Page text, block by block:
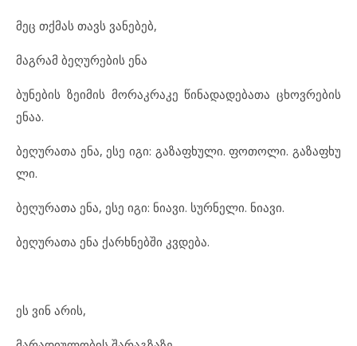
მეც თქმას თავს ვანებებ,
მაგრამ ბეღურების ენა
ბუნების ზეიმის მორაკრაკე წინადადებათა ცხოვრების
ენაა.
ბეღურათა ენა, ესე იგი: გაზაფხული. ფოთოლი. გაზაფხუ
ლი.
ბეღურათა ენა, ესე იგი: ნიავი. სურნელი. ნიავი.
ბეღურათა ენა ქარხნებში კვდება.
ეს ვინ არის,